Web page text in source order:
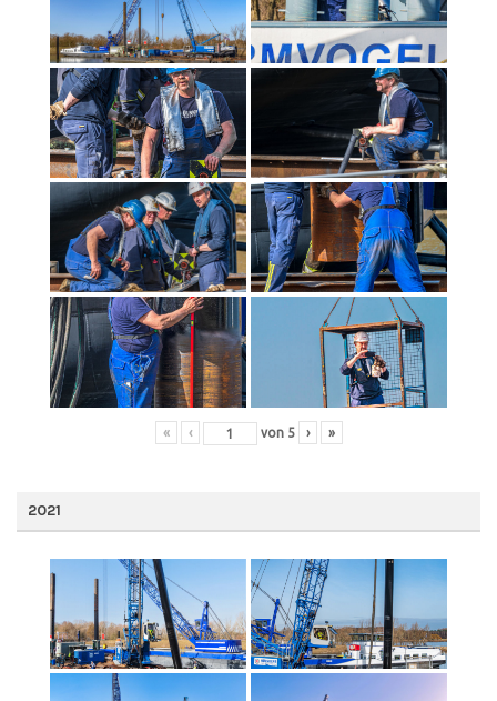
« ‹ von 5 › »
2021